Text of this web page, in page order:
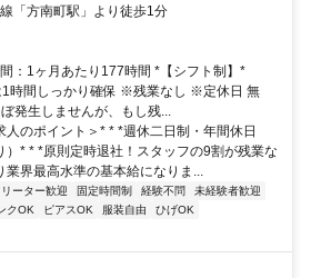
「方南町駅」より徒歩1分
：1ヶ月あたり177時間 *【シフト制】*
時間しっかり確保 ※残業なし ※定休日 無
発生しませんが、もし残...
人のポイント＞* * *週休二日制・年間休日
）* * *原則定時退社！スタッフの9割が残業な
界最高水準の基本給になりま...
リーター歓迎 固定時間制 経験不問
未経験者歓迎
クOK ピアスOK 服装自由
ひげOK